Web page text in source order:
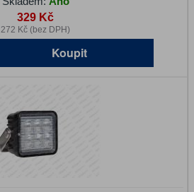
329 Kč
272 Kč (bez DPH)
Koupit